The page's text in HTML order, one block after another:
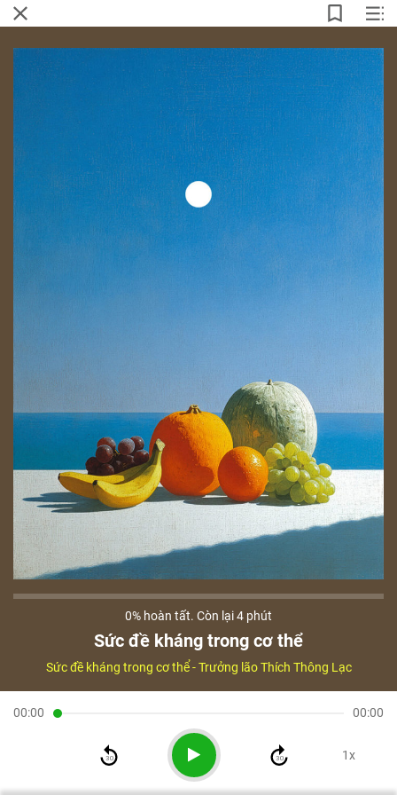
0% hoàn tất. Còn lại4 phút
Sức đề kháng trong cơ thể
Sức đề kháng trong cơ thể -Trưởng lão Thích Thông Lạc
00:00 00:00
1x